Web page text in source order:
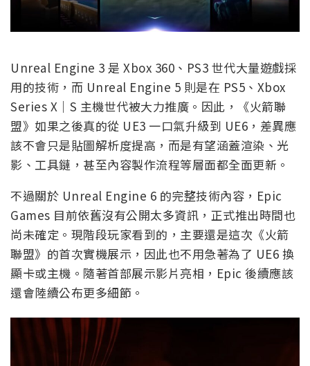
Unreal Engine 3 是 Xbox 360、PS3 世代大量遊戲採
用的技術，而 Unreal Engine 5 則是在 PS5、Xbox
Series X｜S 主機世代被大力推廣。因此，《火箭聯
盟》如果之後真的從 UE3 一口氣升級到 UE6，差異應
該不會只是貼圖解析度提高，而是有望涵蓋渲染、光
影、工具鏈，甚至內容製作流程等層面都全面更新。
不過關於 Unreal Engine 6 的完整技術內容，Epic
Games 目前依舊沒有公開太多資訊，正式推出時間也
尚未確定。現階段玩家看到的，主要還是這次《火箭
聯盟》的首次實機展示，因此也不用急著為了 UE6 換
顯卡或主機。隨著首部展示影片亮相，Epic 後續應該
還會陸續公布更多細節。